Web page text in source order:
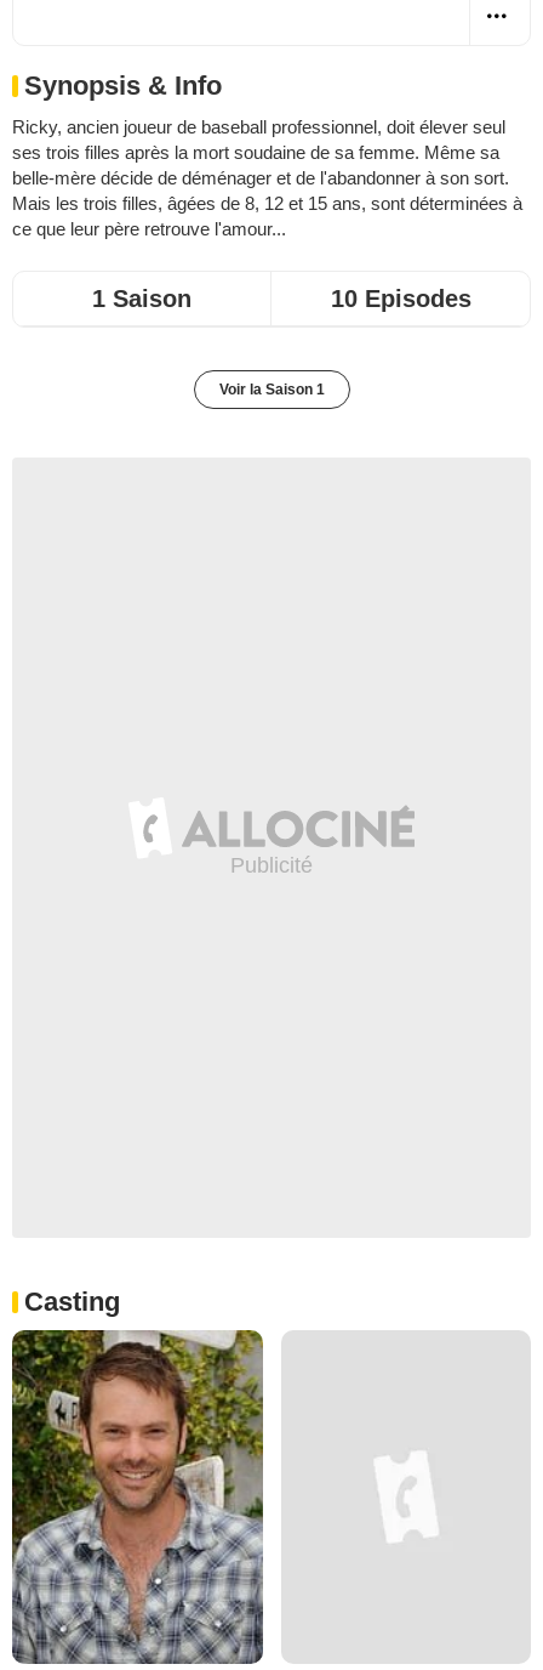
Synopsis & Info
Ricky, ancien joueur de baseball professionnel, doit élever seul
ses trois filles après la mort soudaine de sa femme. Même sa
belle-mère décide de déménager et de l'abandonner à son sort.
Mais les trois filles, âgées de 8, 12 et 15 ans, sont déterminées à
ce que leur père retrouve l'amour...
1 Saison 10 Episodes
Voir la Saison 1
Casting